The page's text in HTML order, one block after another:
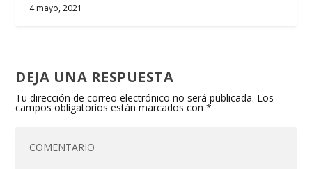
4 mayo, 2021
DEJA UNA RESPUESTA
Tu dirección de correo electrónico no será publicada. Los
campos obligatorios están marcados con*